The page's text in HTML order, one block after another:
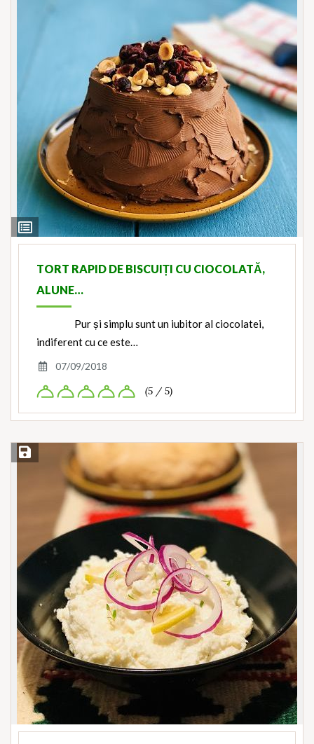
View
Ingredients
TORT RAPID DE BISCUIȚI CU CIOCOLATĂ,
ALUNE…
Pur și simplu sunt un iubitor al ciocolatei,
indiferent cu ce este…
07/09/2018
(5 / 5)
Save Recipe